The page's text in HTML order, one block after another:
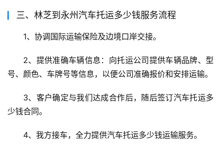
三、林芝到永州汽车托运多少钱服务流程
1、协调国际运输保险及边境口岸交接。
2、提供准确车辆信息：向托运公司提供车辆品牌、型
号、颜色、车牌号等信息，以便公司准确报价和安排运输。
3、客户确定与我们达成合作后，随后签订汽车托运多
少钱合同。
4、我方接车，全力提供汽车托运多少钱运输服务。